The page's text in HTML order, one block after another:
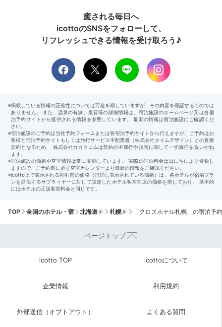
チェックアウト
北海道ゆかりの作家のアート
チェックアウトまでは館内のアート探索をしたり厳選ア
り。北海道らしい食品や雑貨、ロビーで使われているア
癒される毎日へ
icottoのSNSをフォローして、
リフレッシュできる情報を受け取ろう♪
TOP 全国のホテル・宿 北海道 札幌 「クロスホテル札幌」の宿泊予約
ページトップ
icotto TOP icottoについて
企業情報 利用規約
外部送信（オプトアウト） よくある質問